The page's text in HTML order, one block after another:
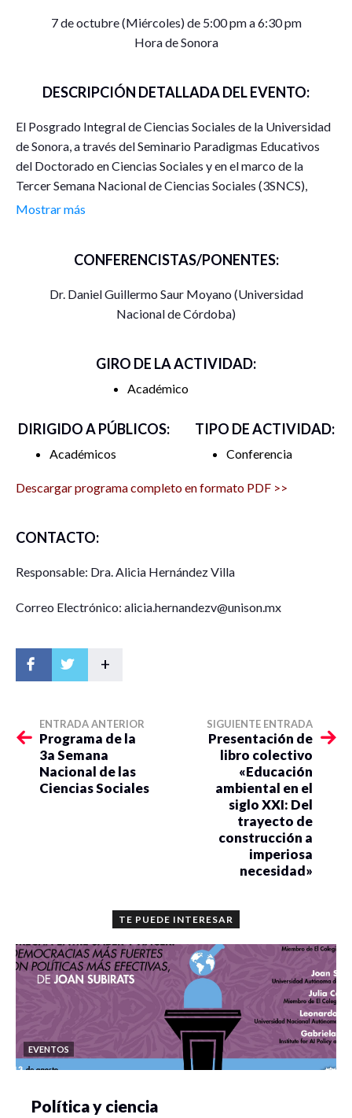
7 de octubre (Miércoles) de 5:00 pm a 6:30 pm
Hora de Sonora
DESCRIPCIÓN DETALLADA DEL EVENTO:
El Posgrado Integral de Ciencias Sociales de la Universidad
de Sonora, a través del Seminario Paradigmas Educativos
del Doctorado en Ciencias Sociales y en el marco de la
Tercer Semana Nacional de Ciencias Sociales (3SNCS),
extienden la más cordial invitación a la conferencia “Análisis
Moyano del Centro de Investigaciones de la Facultad de
Córdoba. El evento está dirigido a estudiantes de grado y
posgrado, así como a profesores e investigadores.
miércoles 07 de octubre de 2020
Sonora, México: 17:00 hrs.
Duración: 90 minutos
Enlace del evento:
https://zoom.us/j/99907197147?
ID de reunión: 999 0719 7147
Trasmisión simultánea en:
https://www.facebook.com/Posgrado-Integral-en-
Ciencias-Sociales-111094627303262/
Para mayores informes comunicarse con la Dra. Alicia
Hernández Villa responsable del seminario Paradigmas
alicia.hernandezv@unison.mx
Mostrar más
CONFERENCISTAS/PONENTES:
Dr. Daniel Guillermo Saur Moyano (Universidad
Nacional de Córdoba)
GIRO DE LA ACTIVIDAD:
Académico
DIRIGIDO A PÚBLICOS:
Académicos
TIPO DE ACTIVIDAD:
Conferencia
Descargar programa completo en formato PDF >>
CONTACTO:
Responsable: Dra. Alicia Hernández Villa
Correo Electrónico: alicia.hernandezv@unison.mx
+
ENTRADA ANTERIOR
Programa de la
3a Semana
Nacional de las
Ciencias Sociales
SIGUIENTE ENTRADA
Presentación de
libro colectivo
«Educación
ambiental en el
siglo XXI: Del
trayecto de
construcción a
imperiosa
necesidad»
TE PUEDE INTERESAR
EVENTOS
Política y ciencia